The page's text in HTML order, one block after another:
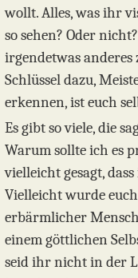
wollt. Alles, was ihr
so sehen? Oder
irgendetwas anderes
Schlüssel dazu,
erkennen, ist euch
Es gibt so viele, die
Warum sollte ich es
vielleicht gesagt,
Vielleicht wurde
erbärmlicher
einem göttlichen
seid ihr nicht in der